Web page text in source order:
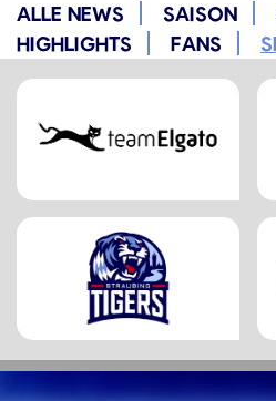
ALLE NEWS SAISON
HIGHLIGHTS
FANS